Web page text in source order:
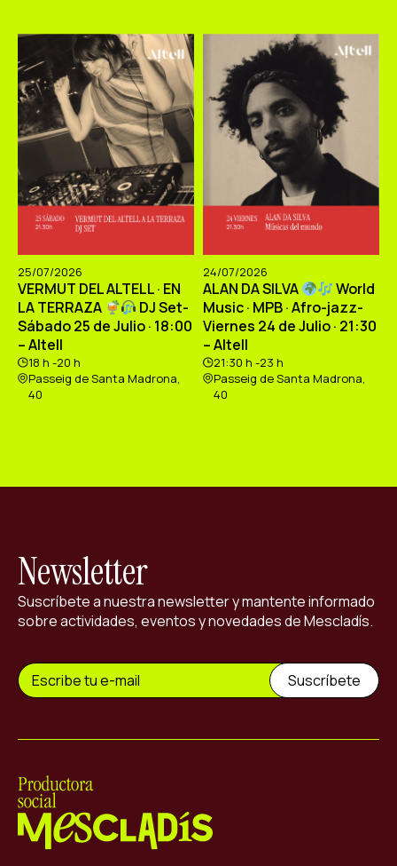
25/07/2026
VERMUT DEL ALTELL · EN
LA TERRAZA
DJ Set-
Sábado 25 de Julio · 18:00
– Altell
18 h -20 h
Passeig de Santa Madrona,
40
24/07/2026
ALAN DA SILVA
World
Music · MPB · Afro-jazz-
Viernes 24 de Julio · 21:30
– Altell
21:30 h -23 h
Passeig de Santa Madrona,
40
Newsletter
Suscríbete a nuestra newsletter y mantente informado
sobre actividades, eventos y novedades de Mescladís.